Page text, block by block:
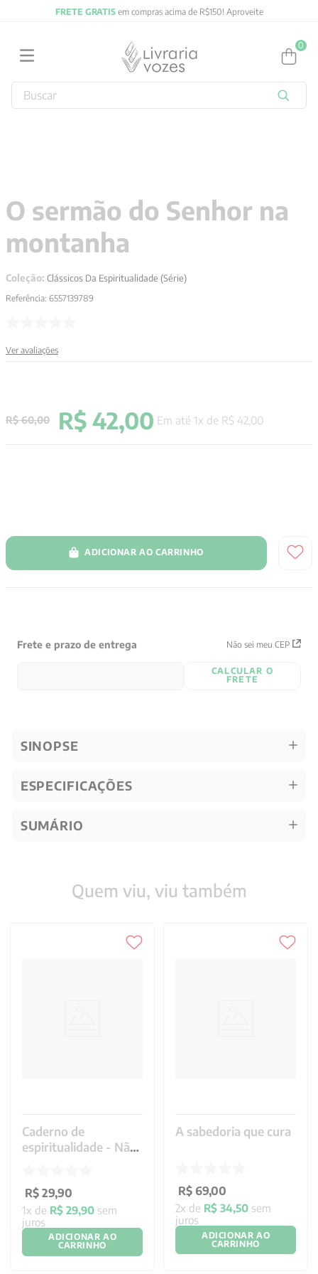
FRETE GRATISem compras acima de R$150! Aproveite
0
Buscar
O sermão do Senhor na
montanha
Coleção: Clássicos Da Espiritualidade (Série)
Referência: 6557139789
Ver avaliações
R$ 60,00 R$ 42,00 Em até 1x de R$ 42 00
ADICIONAR AO CARRINHO
Frete e prazo de entrega Não sei meu CEP
CALCULAR O
FRETE
SINOPSE
ESPECIFICAÇÕES
SUMÁRIO
Quem viu, viu também
Caderno de
espiritualidade - Não
R$ 29,90
1x de R$ 29,90 sem
juros
ADICIONAR AO
CARRINHO
A sabedoria que cura
R$ 69,00
2x de R$ 34,50 sem
juros
ADICIONAR AO
CARRINHO
4º jung
5º byung chul han
7